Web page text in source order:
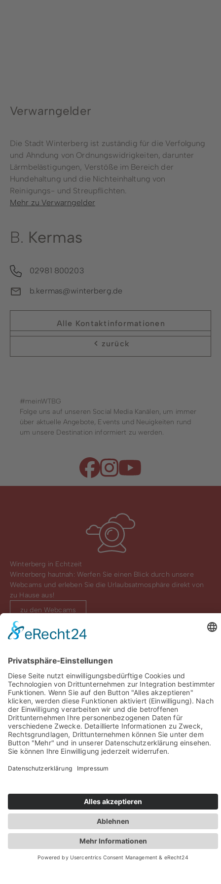
Bauhof
Verwarngelder
Die Stadt Winterberg ist zuständig für die Verfolgung
und Ahndung von Ordnungswidrigkeiten, darunter
Lärmbelästigungen, Verstöße im Bereich der
Hundehaltung und die Nichteinhaltung von
Reinigungs- und Streupflichten.
Mehr zu Verwarngelder
B. Kermas
02981 800203
b.kermas@winterberg.de
Alle Kontaktinformationen
zurück
#meinWTBG
Folge uns auf unseren Social Media Kanälen, um immer
über aktuelle Angebote, Events und Neuigkeiten rund
um unsere Destination informiert zu werden.
Winterberg in Echtzeit
Winterberg hautnah: Werfen Sie einen Blick durch unsere
Webcams und erleben Sie die Urlaubsatmosphäre direkt von
zu Hause aus!
zu den Webcams
Sie haben Fragen? Rufen Sie uns doch direkt an!
0049 2981 800 0
Impressum Datenschutz Barrierefreiheit
Rechtsverbindliche elektronische Kommunikation